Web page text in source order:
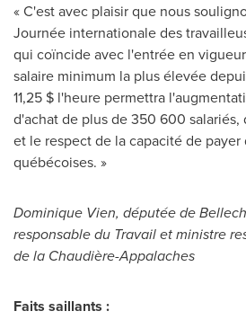
« C'est avec plaisir que nous
Journée internationale des
qui coïncide avec l'entrée en
salaire minimum la plus élevée
11,25 $ l'heure permettra
d'achat de plus de 350 600
et le respect de la capacité de payer
québécoises. »
Dominique Vien, députée de
responsable du Travail et ministre
de la Chaudière-Appalaches
Faits saillants :